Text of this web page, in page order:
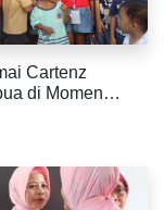
Cartenz
di Momen